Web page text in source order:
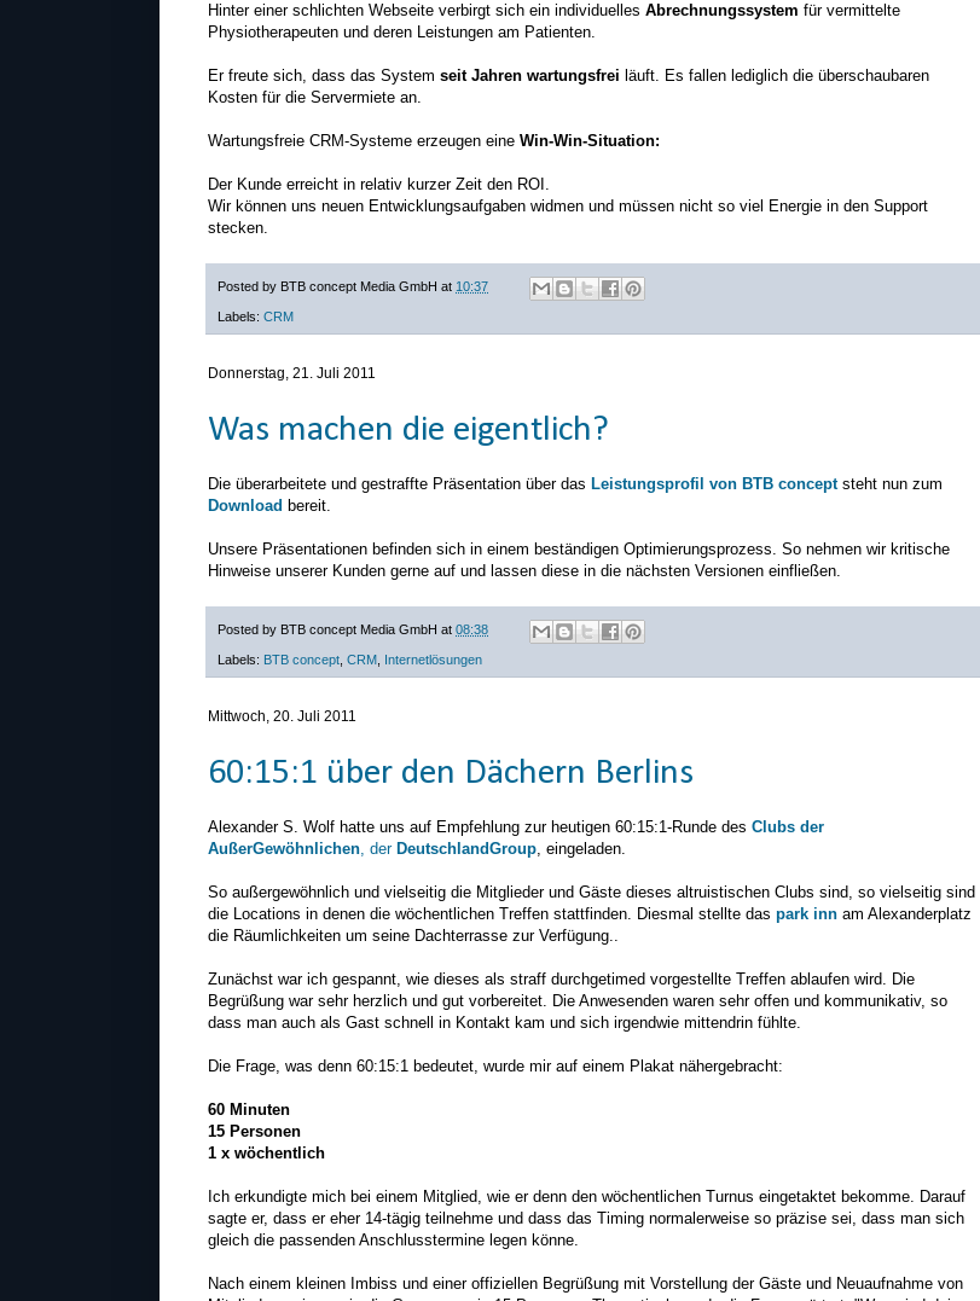
Hinter einer schlichten Webseite verbirgt sich ein individuelles Abrechnungssystem für vermittelte
Physiotherapeuten und deren Leistungen am Patienten.
Er freute sich, dass das System seit Jahren wartungsfrei läuft. Es fallen lediglich die überschaubaren
Kosten für die Servermiete an.
Wartungsfreie CRM-Systeme erzeugen eine Win-Win-Situation:
Der Kunde erreicht in relativ kurzer Zeit den ROI.
Wir können uns neuen Entwicklungsaufgaben widmen und müssen nicht so viel Energie in den Support
stecken.
Posted by BTB concept Media GmbH at 10:37
Labels: CRM
Donnerstag, 21. Juli 2011
Was machen die eigentlich?
Die überarbeitete und gestraffte Präsentation über das Leistungsprofil von BTB conceptsteht nun zum
Download bereit.
Unsere Präsentationen befinden sich in einem beständigen Optimierungsprozess. So nehmen wir kritische
Hinweise unserer Kunden gerne auf und lassen diese in die nächsten Versionen einfließen.
Posted by BTB concept Media GmbH at 08:38
Labels: BTB concept CRM Internetlösungen
Mittwoch, 20. Juli 2011
60:15:1 über den Dächern Berlins
Alexander S. Wolf hatte uns auf Empfehlung zur heutigen 60:15:1-Runde des Clubs der
AußerGewöhnlichen, der DeutschlandGroup, eingeladen.
So außergewöhnlich und vielseitig die Mitglieder und Gäste dieses altruistischen Clubs sind, so vielseitig sind
die Locations in denen die wöchentlichen Treffen stattfinden. Diesmal stellte das park inn am Alexanderplatz
die Räumlichkeiten um seine Dachterrasse zur Verfügung..
Zunächst war ich gespannt, wie dieses als straff durchgetimed vorgestellte Treffen ablaufen wird. Die
Begrüßung war sehr herzlich und gut vorbereitet. Die Anwesenden waren sehr offen und kommunikativ, so
dass man auch als Gast schnell in Kontakt kam und sich irgendwie mittendrin fühlte.
Die Frage, was denn 60:15:1 bedeutet, wurde mir auf einem Plakat nähergebracht:
60 Minuten
15 Personen
1 x wöchentlich
Ich erkundigte mich bei einem Mitglied, wie er denn den wöchentlichen Turnus eingetaktet bekomme. Darauf
sagte er, dass er eher 14-tägig teilnehme und dass das Timing normalerweise so präzise sei, dass man sich
gleich die passenden Anschlusstermine legen könne.
Nach einem kleinen Imbiss und einer offiziellen Begrüßung mit Vorstellung der Gäste und Neuaufnahme von